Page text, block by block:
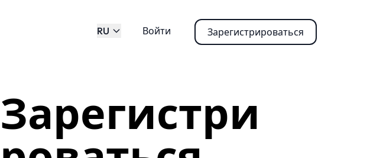
RU Войти Зарегистрироваться
Зарегистри